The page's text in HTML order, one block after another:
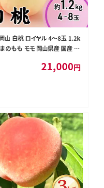
山 白桃 ロイヤル 4～8玉 1.2k
のもも モモ 岡山県産 国産 フ
21,000円